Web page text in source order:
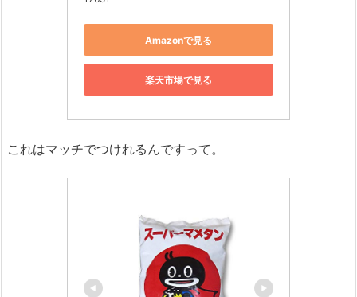
Amazonで見る
楽天市場で見る
これはマッチでつけれるんですって。